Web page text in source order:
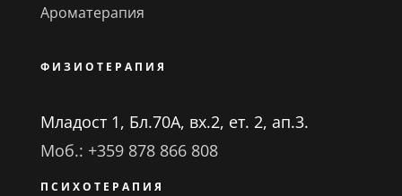
Ароматерапия
ФИЗИОТЕРАПИЯ
Младост 1, Бл.70А, вх.2, ет. 2, ап.3.
Моб.: +359 878 866 808
ПСИХОТЕРАПИЯ